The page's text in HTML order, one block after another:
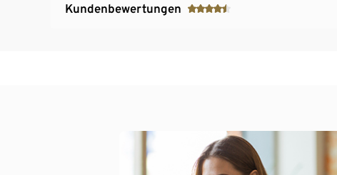
Kundenbewertungen